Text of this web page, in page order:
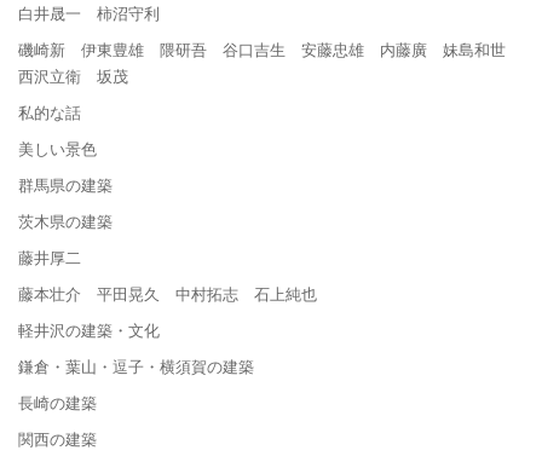
白井晟一 柿沼守利
磯崎新 伊東豊雄 隈研吾 谷口吉生 安藤忠雄 内藤廣 妹島和世
西沢立衛 坂茂
私的な話
美しい景色
群馬県の建築
茨木県の建築
藤井厚二
藤本壮介 平田晃久 中村拓志 石上純也
軽井沢の建築・文化
鎌倉・葉山・逗子・横須賀の建築
長崎の建築
関西の建築